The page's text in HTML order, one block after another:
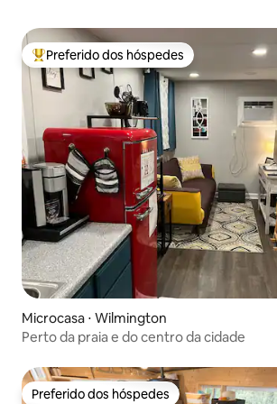
Entre os melhores preferidos dos hóspedes
Preferido dos hóspedes
Microcasa ⋅ Wilmington
Perto da praia e do centro da cidade
Preferido dos hóspedes